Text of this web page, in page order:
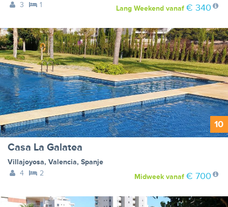
3
1 Lang Weekendvanaf € 340
10
Casa La Galatea
Villajoyosa, Valencia, Spanje
4
2 Midweekvanaf € 700